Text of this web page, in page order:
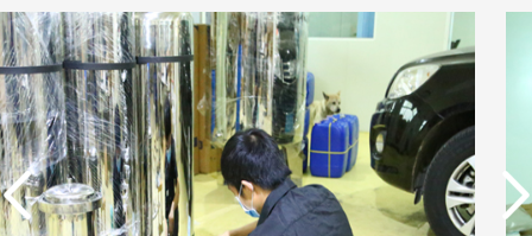
有限公司营业执照
单边过滤流畅基板